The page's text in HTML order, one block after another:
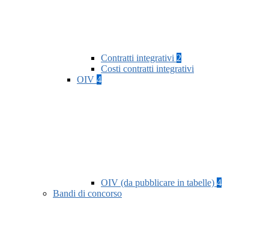
Contratti integrativi 2
Costi contratti integrativi
OIV 4
OIV (da pubblicare in tabelle) 4
Bandi di concorso